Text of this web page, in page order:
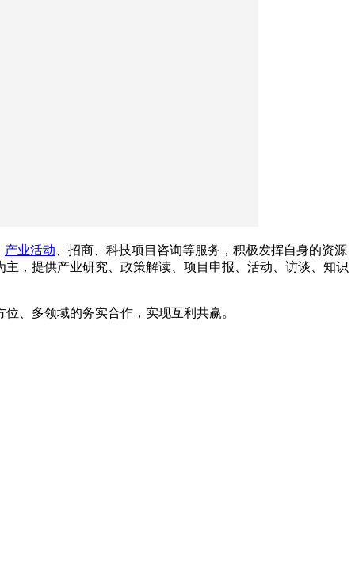
产业活动、招商、科技项目咨询等服务，积极发挥自身的资源
，提供产业研究、政策解读、项目申报、活动、访谈、知识
、多领域的务实合作，实现互利共赢。